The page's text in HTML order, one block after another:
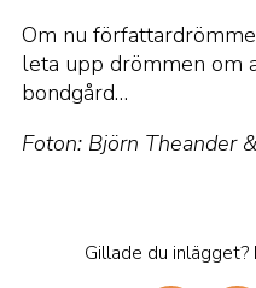
Om nu
leta upp drömmen om
bondgård…
Foton: Björn Theander
Gillade du